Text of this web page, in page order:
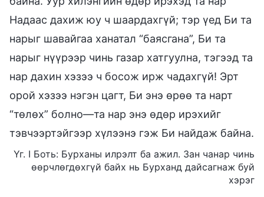
Надаас дахиж юу ч шаардахгүй; тэр үед Би та
нарыг шавайгаа ханатал “баясгана”, Би та
нарыг нүүрээр чинь газар хатгуулна, тэгээд та
нар дахин хэзээ ч босож ирж чадахгүй! Эрт
орой хэзээ нэгэн цагт, Би энэ өрөө та нарт
“төлөх” болно—та нар энэ өдөр ирэхийг
тэвчээртэйгээр хүлээнэ гэж Би найдаж байна.
Үг. I Боть: Бурханы илрэлт ба ажил. Зан чанар чинь
өөрчлөгдөхгүй байх нь Бурханд дайсагнаж буй
хэрэг